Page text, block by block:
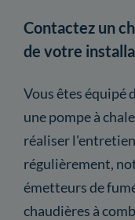
Contactez un
de votre
Vous êtes équipé
une pompe à
réaliser
régulièrement,
émetteurs de
chaudières à